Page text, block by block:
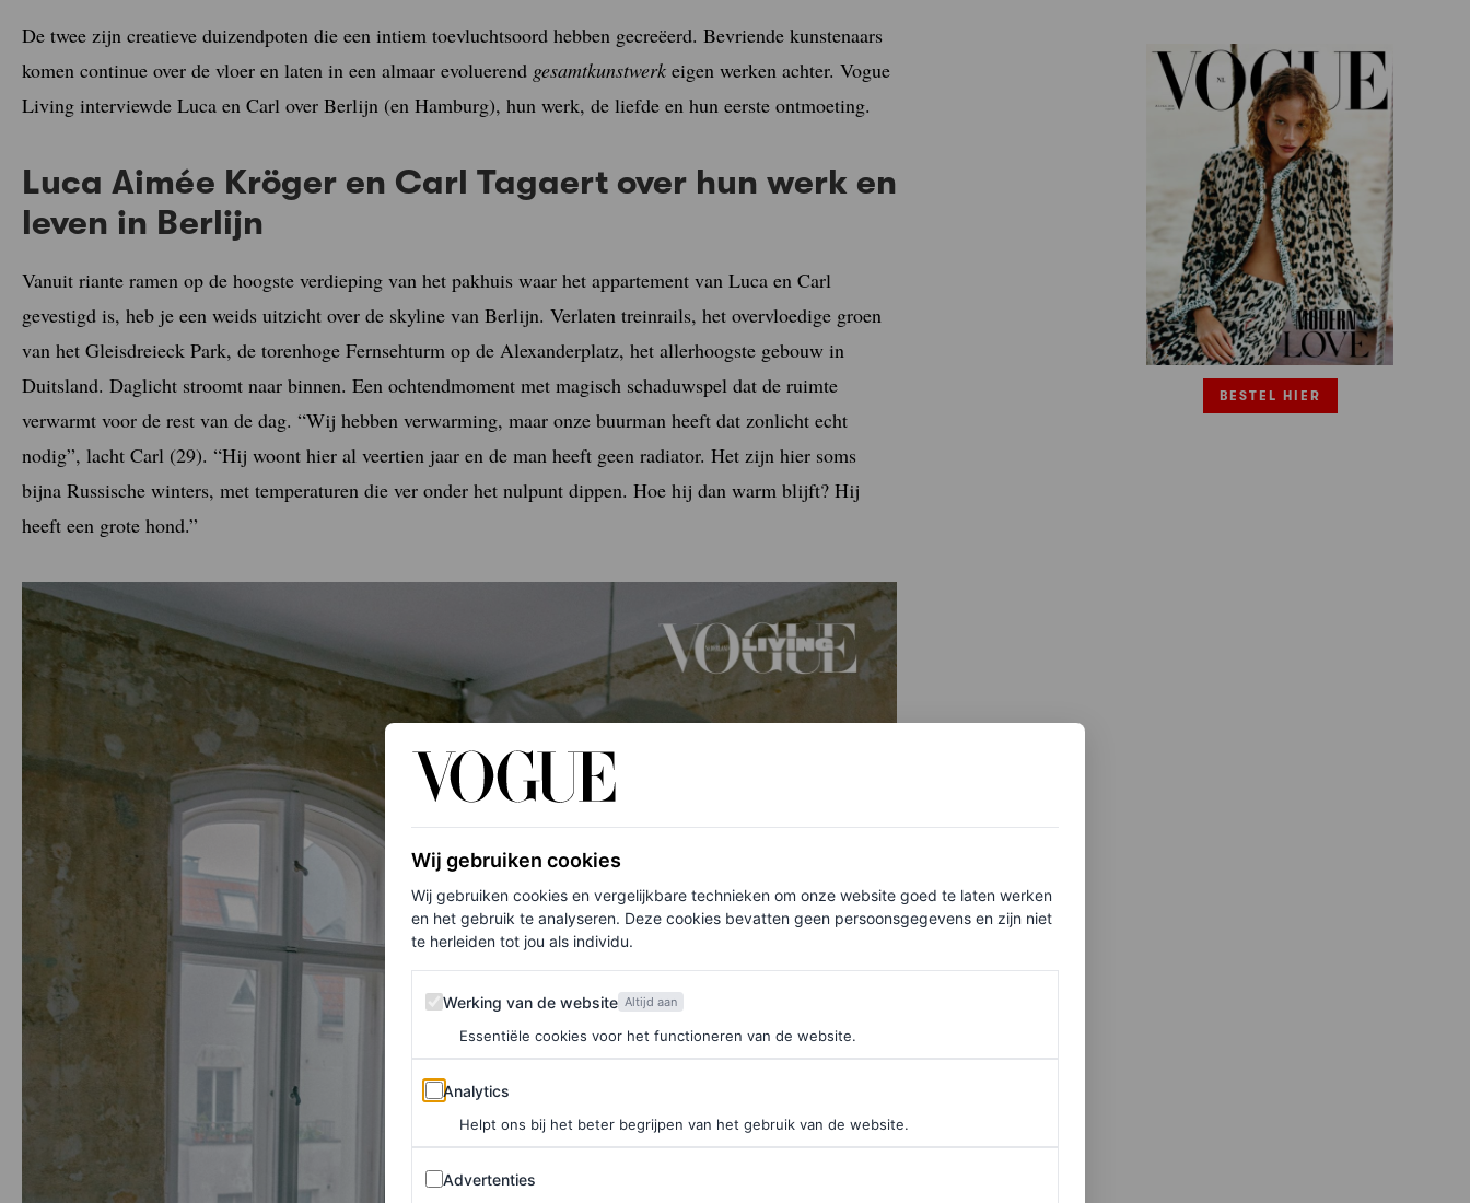
De twee zijn creatieve duizendpoten die een intiem toevluchtsoord hebben gecreëerd. Bevriende kunstenaars
komen continue over de vloer en laten in een almaar evoluerend gesamtkunstwerk eigen werken achter. Vogue
Living interviewde Luca en Carl over Berlijn (en Hamburg), hun werk, de liefde en hun eerste ontmoeting.
Luca Aimée Kröger en Carl Tagaert over hun werk en
leven in Berlijn
Vanuit riante ramen op de hoogste verdieping van het pakhuis waar het appartement van Luca en Carl
gevestigd is, heb je een weids uitzicht over de skyline van Berlijn. Verlaten treinrails, het overvloedige groen
van het Gleisdreieck Park, de torenhoge Fernsehturm op de Alexanderplatz, het allerhoogste gebouw in
Duitsland. Daglicht stroomt naar binnen. Een ochtendmoment met magisch schaduwspel dat de ruimte
verwarmt voor de rest van de dag. “Wij hebben verwarming, maar onze buurman heeft dat zonlicht echt
nodig”, lacht Carl (29). “Hij woont hier al veertien jaar en de man heeft geen radiator. Het zijn hier soms
bijna Russische winters, met temperaturen die ver onder het nulpunt dippen. Hoe hij dan warm blijft? Hij
heeft een grote hond.”
BESTEL HIER
Wij gebruiken cookies
Wij gebruiken cookies en vergelijkbare technieken om onze website goed te laten werken
en het gebruik te analyseren. Deze cookies bevatten geen persoonsgegevens en zijn niet
te herleiden tot jou als individu.
Werking van de website
Werking van de website Altijd aan
Essentiële cookies voor het functioneren van de website.
Analytics
Analytics
Helpt ons bij het beter begrijpen van het gebruik van de website.
Advertenties
Advertenties